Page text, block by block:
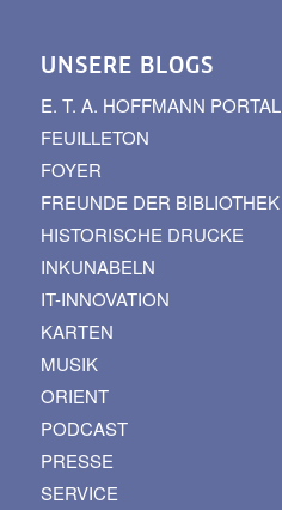
UNSERE BLOGS
E. T. A. HOFFMANN PORTAL
FEUILLETON
FOYER
FREUNDE DER BIBLIOTHEK
HISTORISCHE DRUCKE
INKUNABELN
IT-INNOVATION
KARTEN
MUSIK
ORIENT
PODCAST
PRESSE
SERVICE